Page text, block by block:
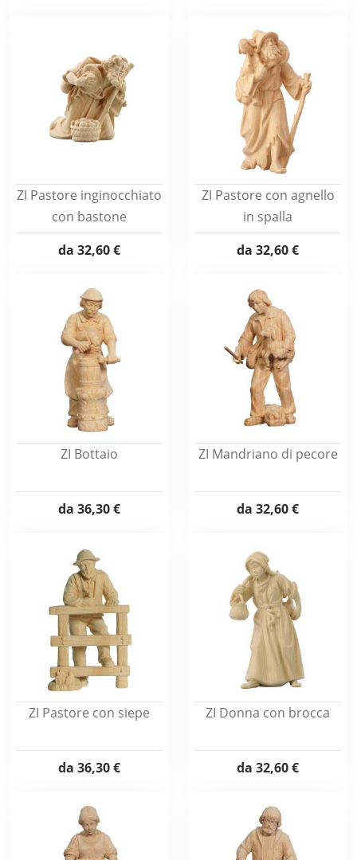
ZI Pastore inginocchiato
con bastone
da 32,60 €
ZI Pastore con agnello
in spalla
da 32,60 €
ZI Bottaio
da 36,30 €
ZI Mandriano di pecore
da 32,60 €
ZI Pastore con siepe
da 36,30 €
ZI Donna con brocca
da 32,60 €